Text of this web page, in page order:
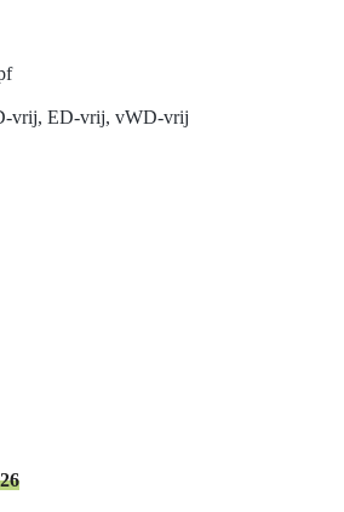
vrij, ED-vrij, vWD-vrij